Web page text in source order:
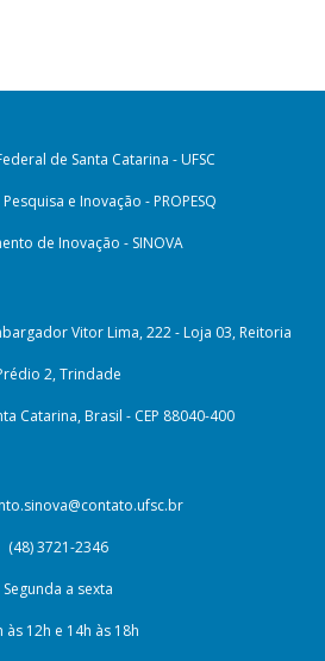
de Santa Catarina - UFSC
e Inovação - PROPESQ
de Inovação - SINOVA
Vitor Lima, 222 - Loja 03, Reitoria
2, Trindade
Catarina, Brasil - CEP 88040-400
(48) 3721-2346
Segunda a sexta
às 12h e 14h às 18h